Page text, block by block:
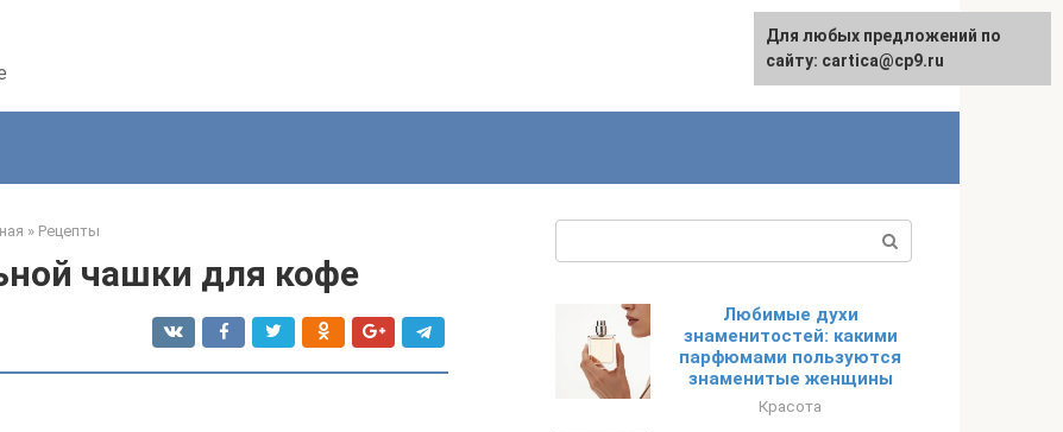
English
» Рецепты
чашки для кофе
Любимые духи
знаменитостей: какими
парфюмами пользуются
знаменитые женщины
Красота
Для любых предложений по
сайту: cartica@cp9.ru